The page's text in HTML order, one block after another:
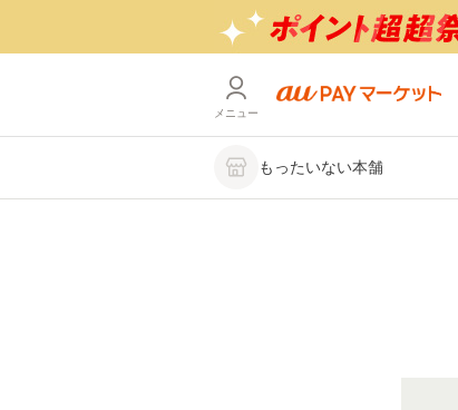
メニュー
もったいない本舗